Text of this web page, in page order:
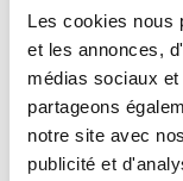
Les cookies nous
et les annonces,
médias sociaux
partageons
notre site avec
publicité et